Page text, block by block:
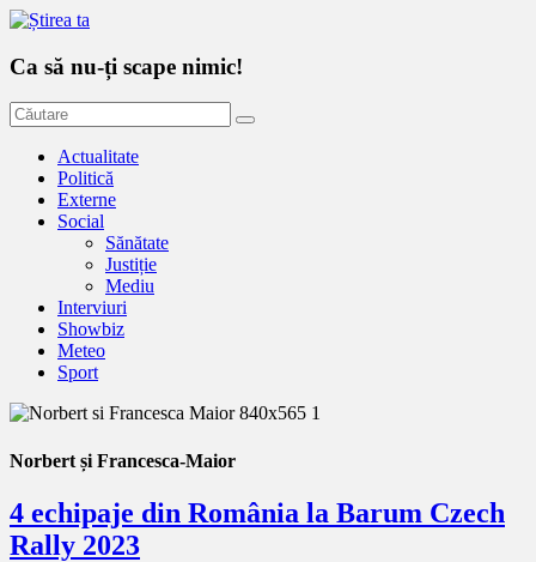
Ca să nu-ți scape nimic!
Actualitate
Politică
Externe
Social
Sănătate
Justiție
Mediu
Interviuri
Showbiz
Meteo
Sport
Norbert și Francesca-Maior
4 echipaje din România la Barum Czech
Rally 2023